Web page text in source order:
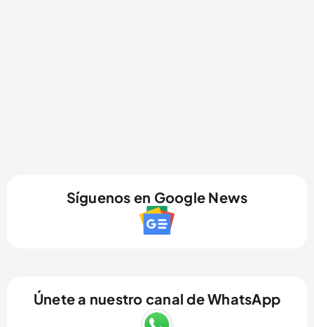
Síguenos en Google News
Únete a nuestro canal de WhatsApp